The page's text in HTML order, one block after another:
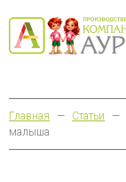
Главная — Статьи —
малыша